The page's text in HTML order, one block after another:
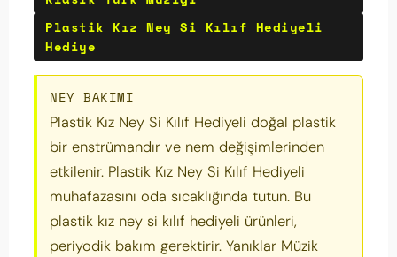
Plastik Kız Ney Si Kılıf Hediyeli
Hediye
NEY BAKIMI
Plastik Kız Ney Si Kılıf Hediyeli doğal plastik
bir enstrümandır ve nem değişimlerinden
etkilenir. Plastik Kız Ney Si Kılıf Hediyeli
muhafazasını oda sıcaklığında tutun. Bu
plastik kız ney si kılıf hediyeli ürünleri,
periyodik bakım gerektirir. Yanıklar Müzik